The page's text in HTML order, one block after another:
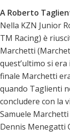
A Roberto
Nella KZN Junior
TM Racing) è
Marchetti
quest’ultimo si
finale Marchetti
quando Taglienti
concludere con la
Samuele
Dennis Menegatti